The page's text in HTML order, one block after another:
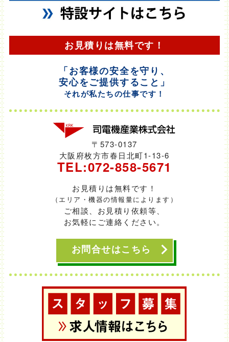
お見積りは無料です！
「お客様の安全を守り、
安心をご提供すること」
それが私たちの仕事です！
〒573-0137
大阪府枚方市春日北町1-13-6
TEL:072-858-5671
お見積りは無料です！
（エリア・機器の情報量によります）
ご相談、お見積り依頼等、
お気軽にご連絡ください。
お問合せはこちら